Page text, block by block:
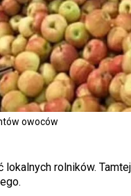
owoców
rolników.